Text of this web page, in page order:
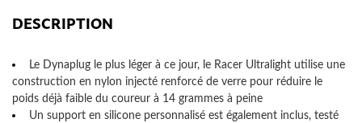
DESCRIPTION
Le Dynaplug le plus léger à ce jour, le Racer Ultralight utilise une
construction en nylon injecté renforcé de verre pour réduire le
poids déjà faible du coureur à 14 grammes à peine
Un support en silicone personnalisé est également inclus, testé